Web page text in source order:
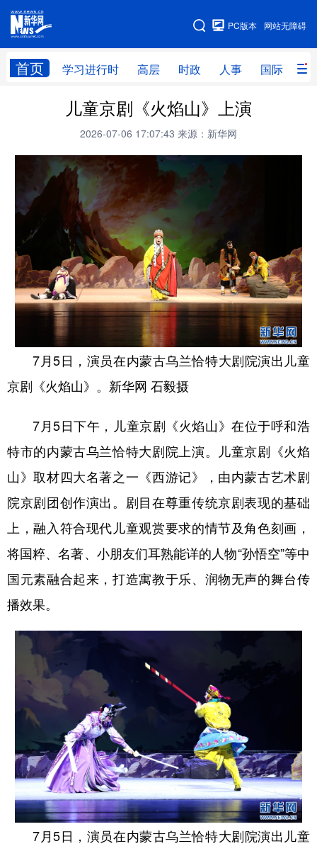
网站无障碍
PC版本
首页 学习进行时 高层 时政 人事 国际 财
网站地图
高层 时政
财经 网评
台湾 思客智库 全球连线
科技 科创
书画
视频 图片 政务
法律 中央文件 金融 汽车
食品 人居 信息化 数字经济
学术中国 乡村振兴 银龄 溯源中国
公益 一带一路 亚太网 上市公司
地方频道
北京 天津 河北 山西
辽宁 吉林 上海 江苏
浙江
河南
广东
四川 贵州 云南
陕西 甘肃 青海
新疆 内蒙古 黑龙江
多语种频道
English Español Français عربى
儿童京剧《火焰山》上演
2026-07-06 17:07:43 来源：新华网
7月5日，演员在内蒙古乌兰恰特大剧院演出儿童
京剧《火焰山》。新华网 石毅摄
7月5日下午，儿童京剧《火焰山》在位于呼和浩
特市的内蒙古乌兰恰特大剧院上演。儿童京剧《火焰
山》取材四大名著之一《西游记》，由内蒙古艺术剧
院京剧团创作演出。剧目在尊重传统京剧表现的基础
上，融入符合现代儿童观赏要求的情节及角色刻画，
将国粹、名著、小朋友们耳熟能详的人物“孙悟空”等中
国元素融合起来，打造寓教于乐、润物无声的舞台传
播效果。
7月5日，演员在内蒙古乌兰恰特大剧院演出儿童